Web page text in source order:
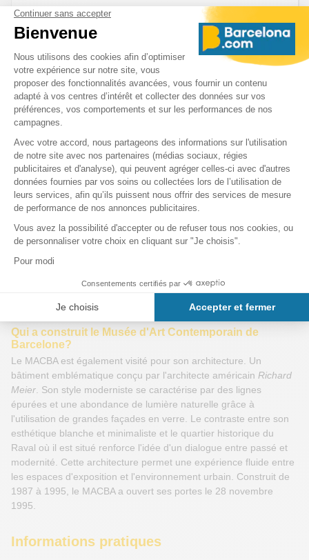
L'All-In Barcelona est un tout nouveau pass personnalisable qui
vous permet de concevoir votre voyage idéal à Barcelone :
Transports publics illimités (jusqu'à 3 jours)
2 attractions premium au choix - (y compris la Sagrada
Família et le parc Güell)
Accès illimité avec le Museum Pass
Que voir au Musée d'Art Contemporain de
Barcelone?
Le Musée d'Art Contemporain de Barcelone (MACBA)
présente des œuvres majeures d'artistes contemporains tels que
emblématiques, vous trouverez Gran Vidrio de
Tàpies
œuvres de
. La collection couvre l'art abstrait, le
minimalisme, et le pop art. L'histoire du musée en fait un point de
repère culturel à Barcelone, attirant des visiteurs pour ses
expositions temporaires et ses installations dynamiques qui
enrichissent l'expérience artistique.
Qui a construit le Musée d'Art Contemporain de
Barcelone?
Le MACBA est également visité pour son architecture. Un
bâtiment emblématique conçu par l'architecte américain Richard
Meier . Son style moderniste se caractérise par des lignes
épurées et une abondance de lumière naturelle grâce à
l'utilisation de grandes façades en verre. Le contraste entre son
esthétique blanche et minimaliste et le quartier historique du
Raval où il est situé renforce l'idée d'un dialogue entre passé et
modernité. Cette architecture permet une expérience fluide entre
les espaces d'exposition et l'environnement urbain. Construit de
1987 à 1995, le MACBA a ouvert ses portes le 28 novembre
1995.
Informations pratiques